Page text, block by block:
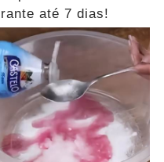
até 7 dias!